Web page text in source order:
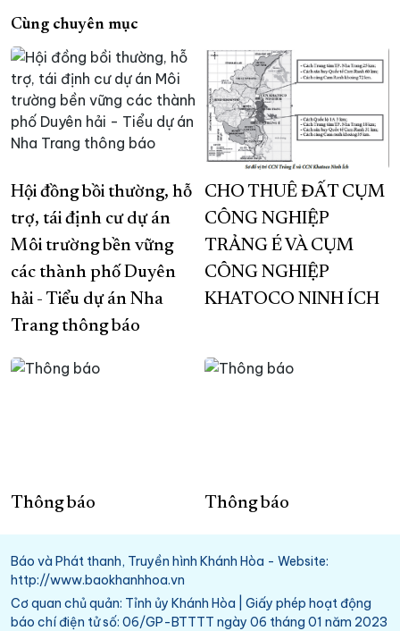
Cùng chuyên mục
Hội đồng bồi thường, hỗ
trợ, tái định cư dự án
Môi trường bền vững
các thành phố Duyên
hải - Tiểu dự án Nha
Trang thông báo
CHO THUÊ ĐẤT CỤM
CÔNG NGHIỆP
TRẢNG É VÀ CỤM
CÔNG NGHIỆP
KHATOCO NINH ÍCH
Thông báo Thông báo
Báo và Phát thanh, Truyền hình Khánh Hòa - Website:
http://www.baokhanhhoa.vn
Cơ quan chủ quản: Tỉnh ủy Khánh Hòa | Giấy phép hoạt động
báo chí điện tử số: 06/GP-BTTTT ngày 06 tháng 01 năm 2023